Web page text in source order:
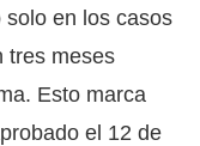
en los casos
tres meses
Esto marca
el 12 de